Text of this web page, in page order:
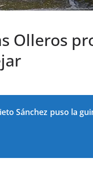
Olleros
Sánchez puso la